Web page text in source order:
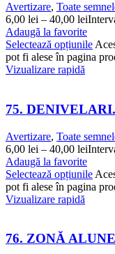
Avertizare, Toate
6,00 lei – 40,00 lei
Adaugă la favorite
Selectează opțiunile
pot fi alese în pagina
Vizualizare rapidă
75. DENIVELARI.
Avertizare, Toate
6,00 lei – 40,00 lei
Adaugă la favorite
Selectează opțiunile
pot fi alese în pagina
Vizualizare rapidă
76. ZONĂ